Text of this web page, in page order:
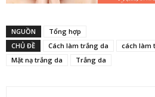
NGUỒN
Tổng hợp
CHỦ ĐỀ
Cách làm trắng da
cách làm
Mặt nạ trắng da
Trắng da